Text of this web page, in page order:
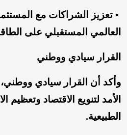
• تعزيز الشراكات مع
العالمي المستقبلي على
القرار سيادي ووطني
وأكد أن القرار سيادي
الأمد لتنويع الاقتصاد وتعظيم
الطبيعية.